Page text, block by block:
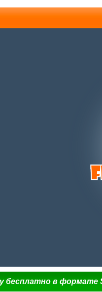
бесплатно в формате